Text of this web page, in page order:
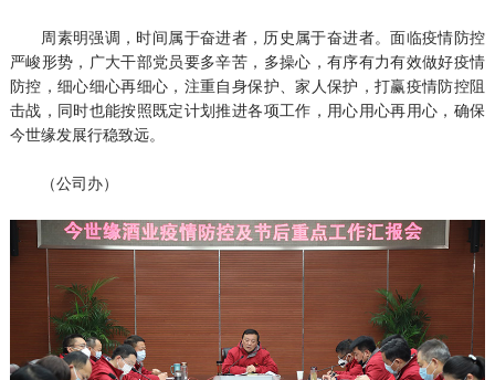
周素明强调，时间属于奋进者，历史属于奋进者。面临疫情防控
严峻形势，广大干部党员要多辛苦，多操心，有序有力有效做好疫情
防控，细心细心再细心，注重自身保护、家人保护，打赢疫情防控阻
击战，同时也能按照既定计划推进各项工作，用心用心再用心，确保
今世缘发展行稳致远。
（公司办）